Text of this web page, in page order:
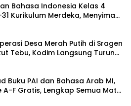
Bahasa Indonesia Kelas 4
Kurikulum Merdeka, Menyimak
Len
Desa Merah Putih di Sragen
Tebu, Kodim Langsung Turun
Buku PAI dan Bahasa Arab MI,
A-F Gratis, Lengkap Semua Mata